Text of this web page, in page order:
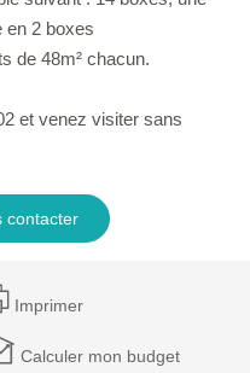
en 2 boxes
de 48m² chacun.
et venez visiter sans
contacter
Imprimer
Calculer mon budget